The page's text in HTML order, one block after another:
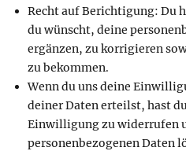
Recht auf Berichtigung: Du
du wünscht, deine
ergänzen, zu korrigieren
zu bekommen.
Wenn du uns deine
deiner Daten erteilst, hast
Einwilligung zu widerrufen
personenbezogenen Daten